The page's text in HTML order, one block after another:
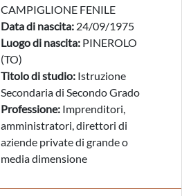
CAMPIGLIONE FENILE
Data di nascita: 24/09/1975
Luogo di nascita: PINEROLO
(TO)
Titolo di studio: Istruzione
Secondaria di Secondo Grado
Professione: Imprenditori,
amministratori, direttori di
aziende private di grande o
media dimensione